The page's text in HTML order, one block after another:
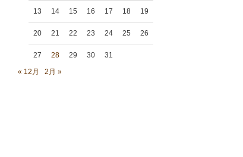
13 14 15 16 17 18 19
20 21 22 23 24 25 26
27 28 29 30
31
« 12月
2月 »